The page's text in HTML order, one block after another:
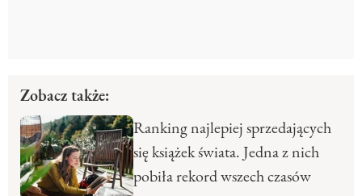
Zobacz także:
Ranking najlepiej sprzedających
się książek świata. Jedna z nich
pobiła rekord wszech czasów